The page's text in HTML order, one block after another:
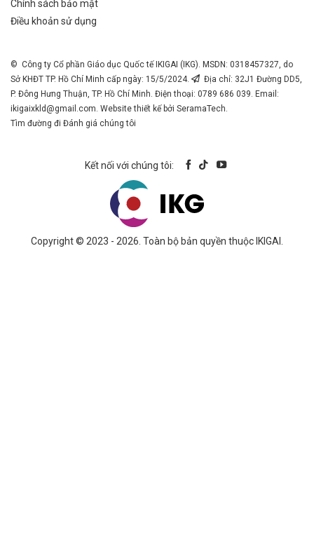
Chính sách bảo mật
Điều khoản sử dụng
© Công ty Cổ phần Giáo dục Quốc tế IKIGAI (IKG). MSDN: 0318457327, do
Sở KHĐT TP. Hồ Chí Minh cấp ngày: 15/5/2024.
Địa chỉ: 32J1 Đường DD5,
P. Đông Hưng Thuận, TP. Hồ Chí Minh. Điện thoại: 0789 686 039. Email:
ikigaixkld@gmail.com . Website thiết kế bởi SeramaTech.
Tìm đường đi Đánh giá chúng tôi
Kết nối với chúng tôi:
Copyright © 2023 - 2026. Toàn bộ bản quyền thuộc IKIGAI.